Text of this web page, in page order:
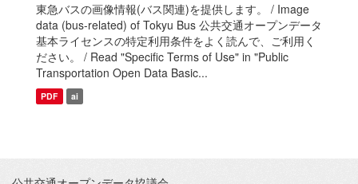
東急バスの画像情報(バス関連)を提供します。 / Image
data (bus-related) of Tokyu Bus 公共交通オープンデータ
基本ライセンスの特定利用条件をよく読んで、ご利用く
ださい。 / Read "Specific Terms of Use" in "Public
Transportation Open Data Basic...
PDF ai